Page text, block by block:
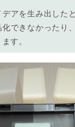
アを生み出した
できなかったり
す。